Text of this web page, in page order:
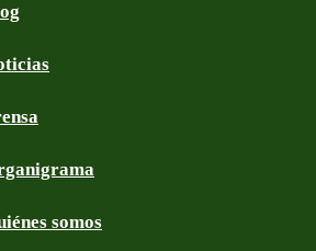
somos